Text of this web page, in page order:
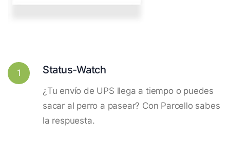
1 Status-Watch
¿Tu envío de UPS llega a tiempo o puedes
sacar al perro a pasear? Con Parcello sabes
la respuesta.